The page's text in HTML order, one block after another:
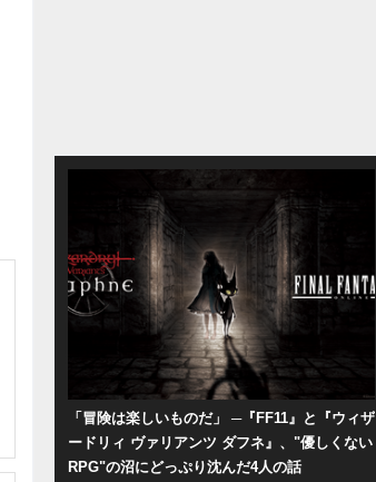
「冒険は楽しいものだ」 ─『FF11』と『ウィザ
ードリィ ヴァリアンツ ダフネ』、"優しくない
RPG"の沼にどっぷり沈んだ4人の話